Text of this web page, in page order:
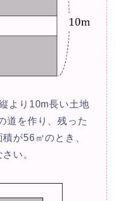
より10m長い土地
道を作り、残った
が56㎡のとき、
い。